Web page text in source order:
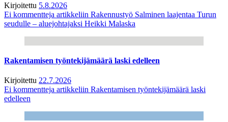
Kirjoitettu 5.8.2026
Ei kommentteja artikkeliin Rakennustyö Salminen laajentaa Turun
seudulle – aluejohtajaksi Heikki Malaska
Rakentamisen työntekijämäärä laski edelleen
Kirjoitettu 22.7.2026
Ei kommentteja artikkeliin Rakentamisen työntekijämäärä laski
edelleen